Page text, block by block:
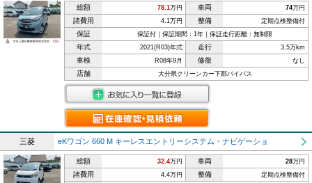
総額 78.1万円 車両 74万円
諸費用 4.1万円 整備 定期点検整備付
保証 保証付｜保証期間：1年｜保証走行距離：無制限
年式 2021(R03)年式 走行 3.5万km
車検 R08年9月 修復 なし
店舗 大分県クリーンカー下郡バイパス
三菱 eKワゴン 660 M キーレスエントリーシステム・ナビゲーショ
総額 32.4万円 車両 28万円
諸費用 4.4万円 整備 定期点検整備付